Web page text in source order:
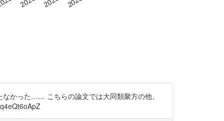
かった…… こちらの論文では大同類聚方の他、